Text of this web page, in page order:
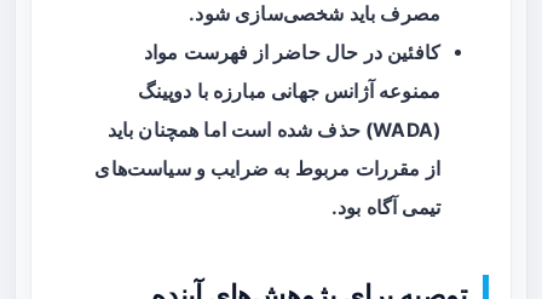
مصرف باید شخصی‌سازی شود.
کافئین در حال حاضر از فهرست مواد
ممنوعه آژانس جهانی مبارزه با دوپینگ
(WADA) حذف شده است اما همچنان باید
از مقررات مربوط به ضرایب و سیاست‌های
تیمی آگاه بود.